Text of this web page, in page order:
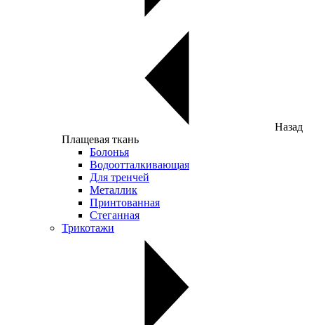
Назад
Плащевая ткань
Болонья
Водоотталкивающая
Для тренчей
Металлик
Принтованная
Стеганная
Трикотажи